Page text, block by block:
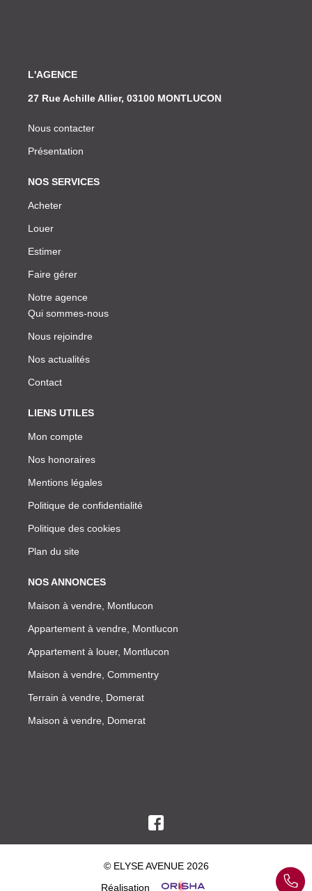
L'AGENCE
27 Rue Achille Allier, 03100 MONTLUCON
Nous contacter
Présentation
NOS SERVICES
Acheter
Louer
Estimer
Faire gérer
Notre agence
Qui sommes-nous
Nous rejoindre
Nos actualités
Contact
LIENS UTILES
Mon compte
Nos honoraires
Mentions légales
Politique de confidentialité
Politique des cookies
Plan du site
NOS ANNONCES
Maison à vendre, Montlucon
Appartement à vendre, Montlucon
Appartement à louer, Montlucon
Maison à vendre, Commentry
Terrain à vendre, Domerat
Maison à vendre, Domerat
© ELYSE AVENUE 2026
Réalisation